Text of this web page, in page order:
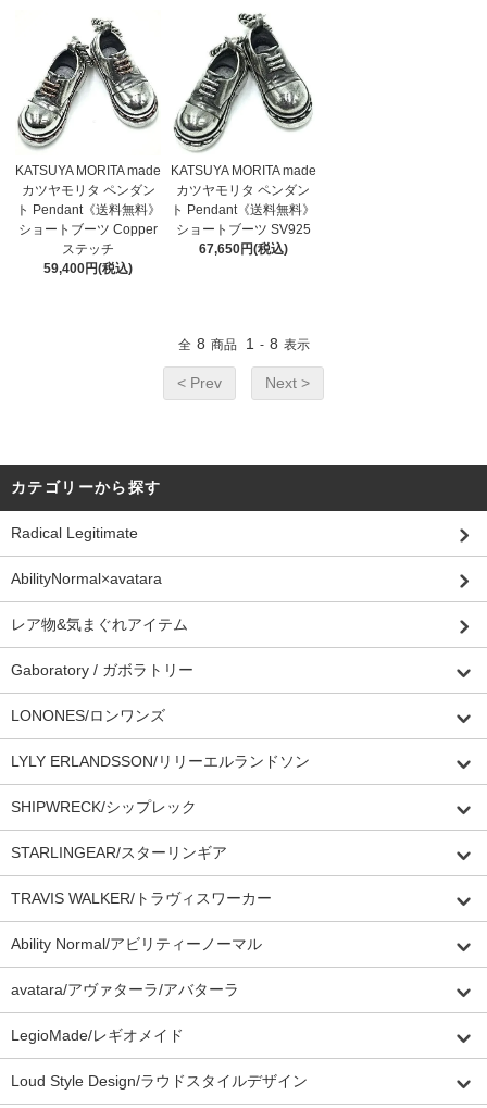
KATSUYA MORITA made
カツヤモリタ ペンダン
ト Pendant《送料無料》
ショートブーツ Copper
ステッチ
59,400円(税込)
KATSUYA MORITA made
カツヤモリタ ペンダン
ト Pendant《送料無料》
ショートブーツ SV925
67,650円(税込)
全 8 商品 1 - 8 表示
< Prev Next >
カテゴリーから探す
Radical Legitimate
AbilityNormal×avatara
レア物&気まぐれアイテム
Gaboratory / ガボラトリー
LONONES/ロンワンズ
LYLY ERLANDSSON/リリーエルランドソン
SHIPWRECK/シップレック
STARLINGEAR/スターリンギア
TRAVIS WALKER/トラヴィスワーカー
Ability Normal/アビリティーノーマル
avatara/アヴァターラ/アバターラ
LegioMade/レギオメイド
Loud Style Design/ラウドスタイルデザイン